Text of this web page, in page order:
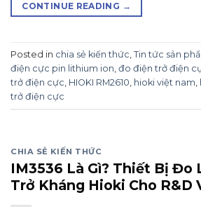
CONTINUE READING →
Posted in chia sẻ kiến thức Tin tức sản
điện cực pin lithium ion đo điện trở điện
trở điện cực HIOKI RM2610 hioki việt nam
trở điện cực
CHIA SẺ KIẾN THỨC
IM3536 Là Gì? Thiết Bị Đo
Trở Kháng Hioki Cho R&D